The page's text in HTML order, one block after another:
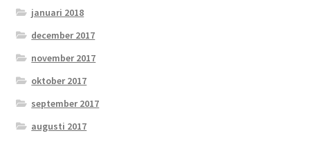
Webbutik
januari 2018
december 2017
november 2017
oktober 2017
september 2017
augusti 2017